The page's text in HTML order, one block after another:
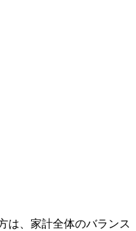
は、家計全体のバランス